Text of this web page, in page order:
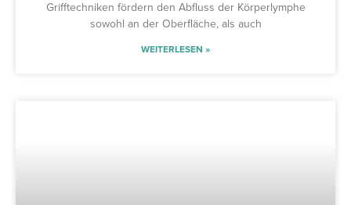
Grifftechniken fördern den Abfluss der Körperlymphe
sowohl an der Oberfläche, als auch
WEITERLESEN »